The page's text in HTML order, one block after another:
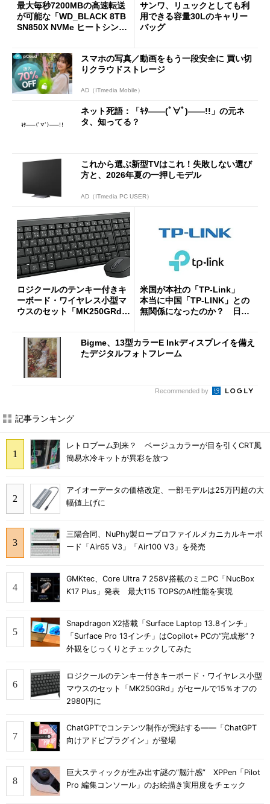
最大毎秒7200MBの高速転送
が可能な「WD_BLACK 8TB
SN850X NVMe ヒートシンク
サンワ、リュックとしても利
用できる容量30Lのキャリー
バッグ
スマホの写真／動画をもう一段安全に 買い切
りクラウドストレージ
AD（ITmedia Mobile）
ネット死語：「ｷﾀ――(ﾟ∀ﾟ)――!!」の元ネ
タ、知ってる？
これから選ぶ新型TVはこれ！失敗しない選び
方と、2026年夏の一押しモデル
AD（ITmedia PC USER）
ロジクールのテンキー付きキ
ーボード・ワイヤレス小型マ
ウスのセット「MK250GRd」
米国が本社の「TP-Link」
本当に中国「TP-LINK」との
無関係になったのか？ 日本
Bigme、13型カラーE Inkディスプレイを備え
たデジタルフォトフレーム
Recommended by
記事ランキング
レトロブーム到来？ ベージュカラーが目を引くCRT風
簡易水冷キットが異彩を放つ
アイオーデータの価格改定、一部モデルは25万円超の大
幅値上げに
三陽合同、NuPhy製ロープロファイルメカニカルキーボ
ード「Air65 V3」「Air100 V3」を発売
GMKtec、Core Ultra 7 258V搭載のミニPC「NucBox
K17 Plus」発表 最大115 TOPSのAI性能を実現
Snapdragon X2搭載「Surface Laptop 13.8インチ」
「Surface Pro 13インチ」はCopilot+ PCの“完成形”？
外観をじっくりとチェックしてみた
ロジクールのテンキー付きキーボード・ワイヤレス小型
マウスのセット「MK250GRd」がセールで15％オフの
2980円に
ChatGPTでコンテンツ制作が完結する――「ChatGPT
向けアドビプラグイン」が登場
巨大スティックが生み出す謎の“脳汁感” XPPen「Pilot
Pro 編集コンソール」のお絵描き実用度をチェック